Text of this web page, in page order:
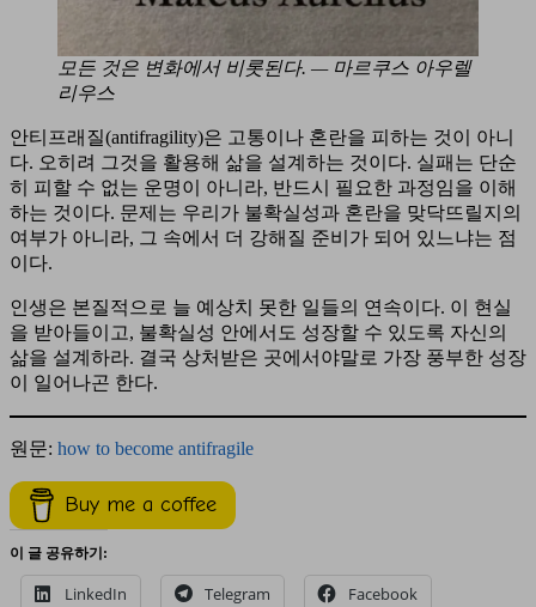
모든 것은 변화에서 비롯된다. — 마르쿠스 아우렐
리우스
안티프래질(antifragility)은 고통이나 혼란을 피하는 것이 아니
다. 오히려 그것을 활용해 삶을 설계하는 것이다. 실패는 단순
히 피할 수 없는 운명이 아니라, 반드시 필요한 과정임을 이해
하는 것이다. 문제는 우리가 불확실성과 혼란을 맞닥뜨릴지의
여부가 아니라, 그 속에서 더 강해질 준비가 되어 있느냐는 점
이다.
인생은 본질적으로 늘 예상치 못한 일들의 연속이다. 이 현실
을 받아들이고, 불확실성 안에서도 성장할 수 있도록 자신의
삶을 설계하라. 결국 상처받은 곳에서야말로 가장 풍부한 성장
이 일어나곤 한다.
원문: how to become antifragile
Buy me a coffee
이 글 공유하기:
LinkedIn Telegram Facebook